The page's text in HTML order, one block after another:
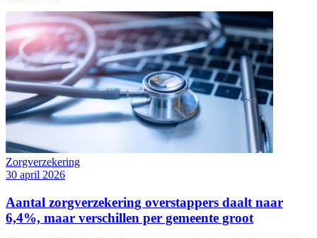
Zorgverzekering
30 april 2026
Aantal zorgverzekering overstappers daalt naar
6,4%, maar verschillen per gemeente groot